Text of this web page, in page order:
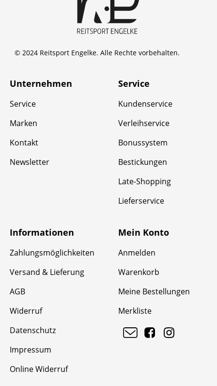
© 2024 Reitsport Engelke. Alle Rechte vorbehalten.
Unternehmen
Service
Marken
Kontakt
Newsletter
Service
Kundenservice
Verleihservice
Bonussystem
Bestickungen
Late-Shopping
Lieferservice
Informationen
Zahlungsmöglichkeiten
Versand & Lieferung
AGB
Widerruf
Datenschutz
Impressum
Online Widerruf
Mein Konto
Anmelden
Warenkorb
Meine Bestellungen
Merkliste